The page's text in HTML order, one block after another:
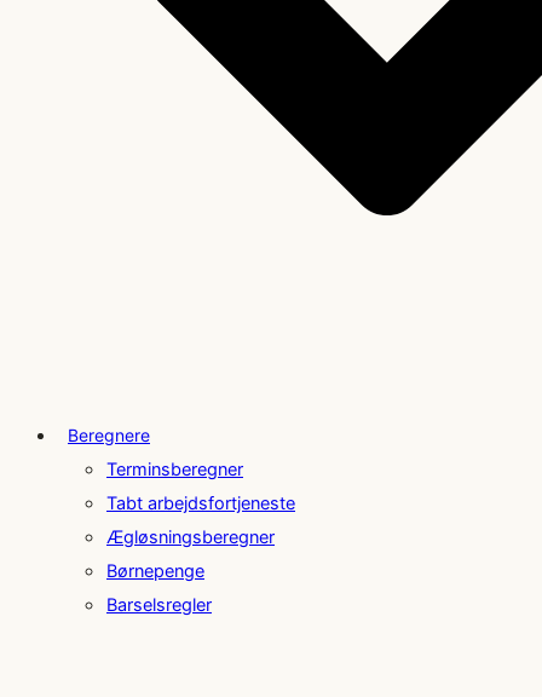
Beregnere
Terminsberegner
Tabt arbejdsfortjeneste
Ægløsningsberegner
Børnepenge
Barselsregler